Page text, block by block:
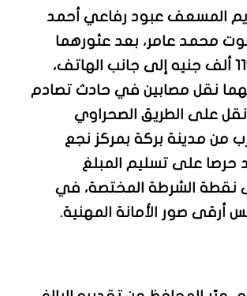
المسعف عبود رفاعي أحمد
محمد عامر، بعد عثورهما
على مبلغ 115 ألف جنيه إلى جانب الهاتف،
نقل مصابين في حادث تصادم
نقل على الطريق الصحراوي
من مدينة بركة بمركز نجع
حرصا على تسليم المبلغ
نقطة الشرطة المختصة، في
صور الأمانة المهنية.